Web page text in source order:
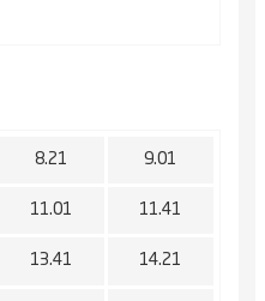
8.21 9.01
11.01 11.41
13.41 14.21